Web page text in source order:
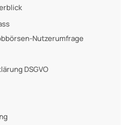
Nutzerumfrage
DSGVO